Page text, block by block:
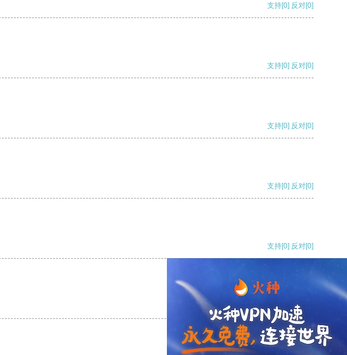
支持[0] 反对[0]
支持[0] 反对[0]
支持[0] 反对[0]
支持[0] 反对[0]
支持[0] 反对[0]
支持 反对